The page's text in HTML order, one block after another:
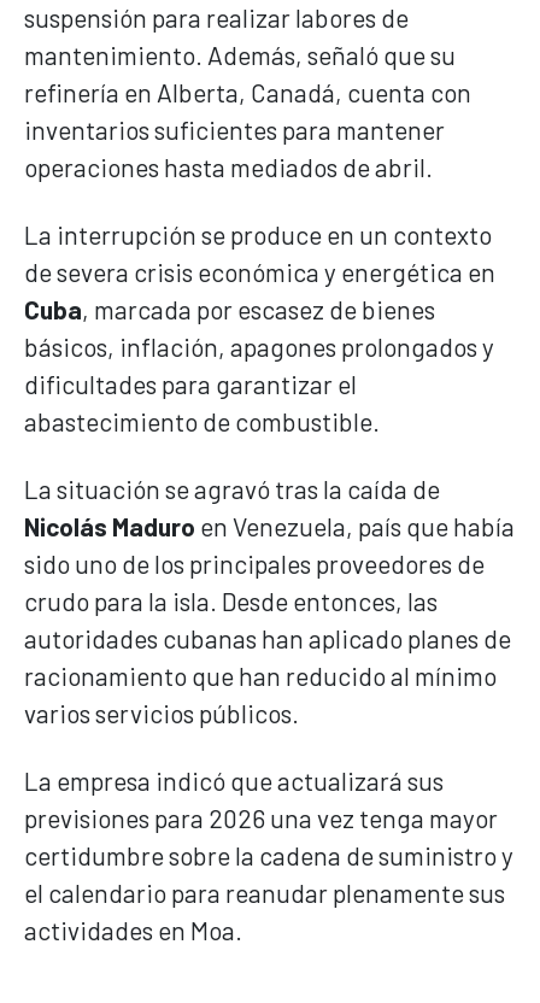
suspensión para realizar labores de
mantenimiento. Además, señaló que su
refinería en Alberta, Canadá, cuenta con
inventarios suficientes para mantener
operaciones hasta mediados de abril.
La interrupción se produce en un contexto
de severa crisis económica y energética en
Cuba, marcada por escasez de bienes
básicos, inflación, apagones prolongados y
dificultades para garantizar el
abastecimiento de combustible.
La situación se agravó tras la caída de
Nicolás Maduro en Venezuela, país que había
sido uno de los principales proveedores de
crudo para la isla. Desde entonces, las
autoridades cubanas han aplicado planes de
racionamiento que han reducido al mínimo
varios servicios públicos.
La empresa indicó que actualizará sus
previsiones para 2026 una vez tenga mayor
certidumbre sobre la cadena de suministro y
el calendario para reanudar plenamente sus
actividades en Moa.